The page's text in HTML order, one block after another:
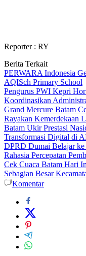
Reporter : RY
Berita Terkait
PERWARA Indonesia
AQISch Primary School
Pengurus PWI Kepri
Koordinasikan
Grand Mercure Batam
Rayakan Kemerdekaan
Batam Ukir Prestasi
Transformasi Digital di
DPRD Dumai Belajar ke
Rahasia Percepatan
Cek Cuaca Batam Hari
Sebagian Besar
Komentar